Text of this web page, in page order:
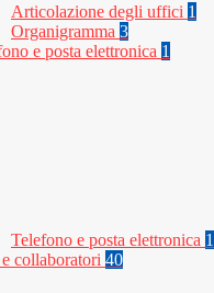
Articolazione degli uffici 1
Organigramma 3
e posta elettronica 1
Telefono e posta elettronica 1
collaboratori 40